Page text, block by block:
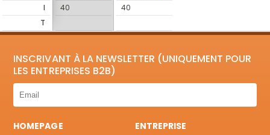
I
T
40
40
INSCRIVANT À LA NEWSLETTER (UNIQUEMENT POUR
LES ENTREPRISES B2B)
HOMEPAGE
ENTREPRISE